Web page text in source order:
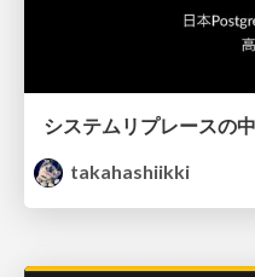
takahashiikki